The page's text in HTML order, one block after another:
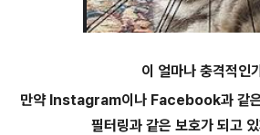
이 얼마나 충격적인
만약 Instagram이나 Facebook과 같은
필터링과 같은 보호가 되고